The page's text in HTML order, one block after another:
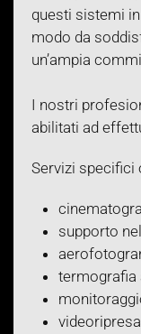
questi sistemi
modo da
un’ampia
I nostri
abilitati ad
Servizi specifici
supporto
termografia